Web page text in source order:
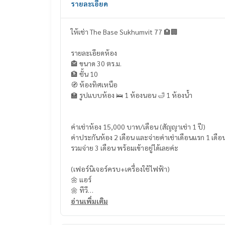
รายละเอียด
ให้เช่า The Base Sukhumvit 77 🏨🏢
รายละเอียดห้อง
🏤 ขนาด 30 ตร.ม.
🏦 ชั้น 10
🧭 ห้องทิศเหนือ
🏫 รูปแบบห้อง 🛌 1 ห้องนอน 🛁 1 ห้องน้ำ
ค่าเช่าห้อง 15,000 บาท/เดือน (สัญญาเช่า 1 ปี)
ค่าประกันห้อง 2 เดือน และจ่ายค่าเช่าเดือนแรก 1 เดือ
รวมจ่าย 3 เดือน พร้อมเข้าอยู่ได้เลยค่ะ
(เฟอร์นิเจอร์ครบ+เครื่องใช้ไฟฟ้า)
🌼 แอร์
🌼 ทีวี
🌼 ตู้เย็น
อ่านเพิ่มเติม